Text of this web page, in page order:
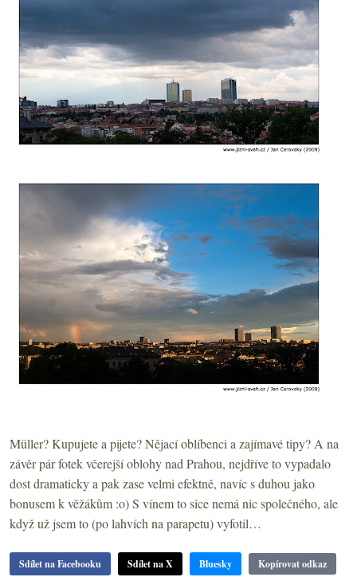
Müller? Kupujete a pijete? Nějací oblíbenci a zajímavé tipy? A na
závěr pár fotek včerejší oblohy nad Prahou, nejdříve to vypadalo
dost dramaticky a pak zase velmi efektně, navíc s duhou jako
bonusem k věžákům :o) S vínem to sice nemá nic společného, ale
když už jsem to (po lahvích na parapetu) vyfotil…
Sdílet na Facebooku Sdílet na X Bluesky Kopírovat odkaz